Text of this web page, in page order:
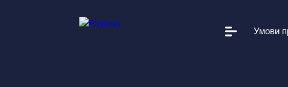
Умови